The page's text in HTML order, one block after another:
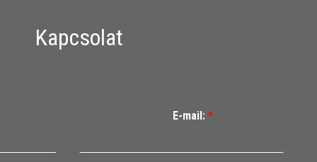
Kapcsolat
E-mail: *